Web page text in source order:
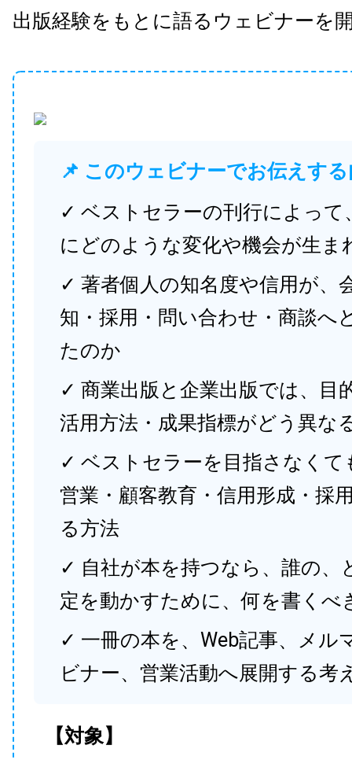
出版経験をもとに語るウェビナーを
📌 このウェビナーでお伝えす
✓ ベストセラーの刊行によって
にどのような変化や機会が生ま
✓ 著者個人の知名度や信用が、
知・採用・問い合わせ・商談へ
たのか
✓ 商業出版と企業出版では、目
活用方法・成果指標がどう異な
✓ ベストセラーを目指さなくて
営業・顧客教育・信用形成・採
る方法
✓ 自社が本を持つなら、誰の、
定を動かすために、何を書くべ
✓ 一冊の本を、Web記事、メル
ビナー、営業活動へ展開する考
【対象】